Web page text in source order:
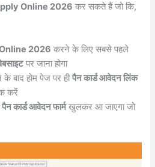
Online 2026 कर सकते हैं जो कि,
2026 करने के लिए सबसे पहले
पर जाना होगा
बाद होम पेज पर हीपैन कार्ड आवेदन लिंक
करें
पैन कार्ड आवेदन फार्मखुलकर आ जाएगा जो